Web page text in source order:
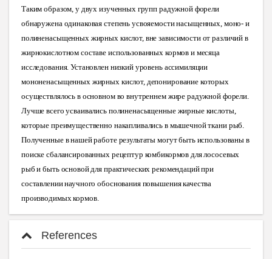
Таким образом, у двух изученных групп радужной форели
обнаружена одинаковая степень усвояемости насыщенных, моно- и
полиненасыщенных жирных кислот, вне зависимости от различий в
жирнокислотном составе использованных кормов и месяца
исследования. Установлен низкий уровень ассимиляции
мононенасыщенных жирных кислот, депонирование которых
осуществлялось в основном во внутреннем жире радужной форели.
Лучше всего усваивались полиненасыщенные жирные кислоты,
которые преимущественно накапливались в мышечной ткани рыб.
Полученные в нашей работе результаты могут быть использованы в
поиске сбалансированных рецептур комбикормов для лососевых
рыб и быть основой для практических рекомендаций при
составлении научного обоснования повышения качества
производимых кормов.
References